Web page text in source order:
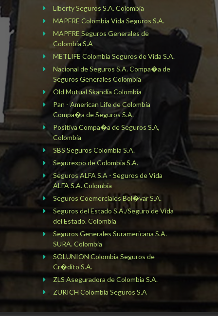
Liberty Seguros S.A. Colombia
MAPFRE Colombia Vida Seguros S.A.
MAPFRE Seguros Generales de
Colombia S.A
METLIFE Colombia Seguros de Vida S.A.
Nacional de Seguros S.A. Compa�a de
Seguros Generales Colombia
Old Mutual Skandia Colombia
Pan - American Life de Colombia
Compa�a de Seguros S.A.
Positiva Compa�a de Seguros S.A,
Colombia
SBS Seguros Colombia S.A.
Segurexpo de Colombia S.A.
Seguros ALFA S.A - Seguros de Vida
ALFA S.A. Colombia
Seguros Coemerciales Bol�var S.A.
Seguros del Estado S.A./Seguro de Vida
del Estado. Colombia
Seguros Generales Suramericana S.A.
SURA. Colombia
SOLUNION Colombia Seguros de
Cr�dito S.A.
ZLS Aseguradora de Colombia S.A.
ZURICH Colombia Seguros S.A